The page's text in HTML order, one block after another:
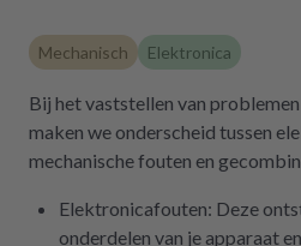
Mechanisch Elektronica
Bij het vaststellen van
maken we onderscheid tussen
mechanische fouten en
Elektronicafouten: Deze
onderdelen van je apparaat